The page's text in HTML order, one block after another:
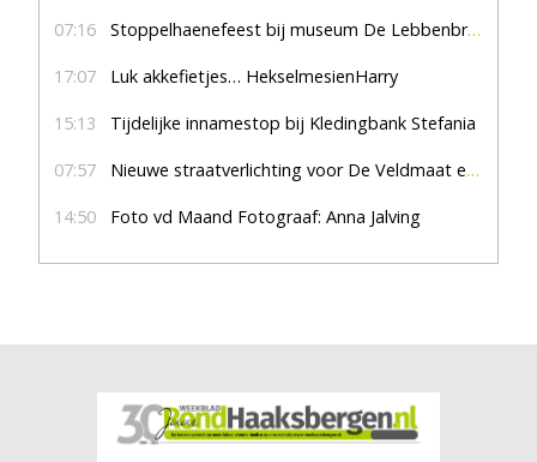
07:16 Stoppelhaenefeest bij museum De Lebbenbrugge
17:07 Luk akkefietjes… HekselmesienHarry
15:13 Tijdelijke innamestop bij Kledingbank Stefania
07:57 Nieuwe straatverlichting voor De Veldmaat en De Pas
14:50 Foto vd Maand Fotograaf: Anna Jalving